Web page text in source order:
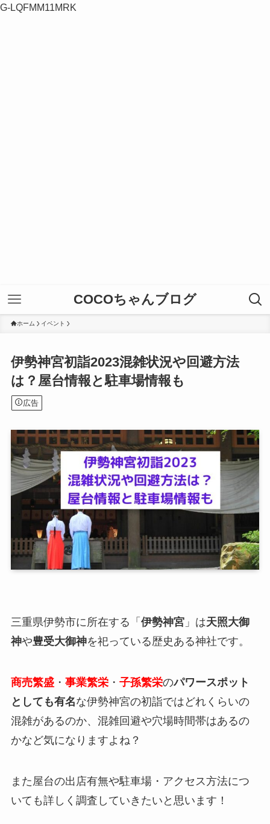
G-LQFMM11MRK
COCOちゃんブログ
ホーム イベント
伊勢神宮初詣2023混雑状況や回避方法
は？屋台情報と駐車場情報も
広告
三重県伊勢市に所在する「 伊勢神宮」は天照大御
神や豊受大御神を祀っている歴史ある神社です。
商売繁盛・ 事業繁栄・ 子孫繁栄のパワースポット
としても有名な伊勢神宮の初詣ではどれくらいの
混雑があるのか、混雑回避や穴場時間帯はあるの
かなど気になりますよね？
また屋台の出店有無や駐車場・アクセス方法につ
いても詳しく調査していきたいと思います！